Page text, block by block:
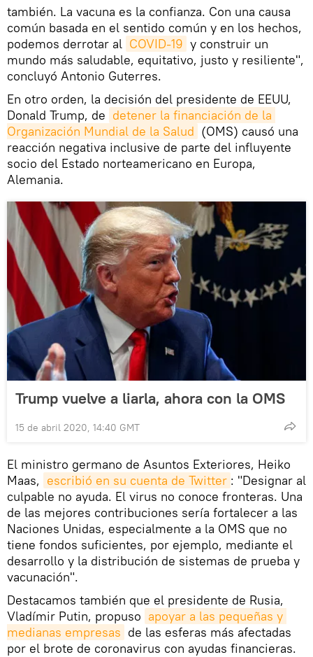
también. La vacuna es la confianza. Con una causa
común basada en el sentido común y en los hechos,
podemos derrotar al COVID-19 y construir un
mundo más saludable, equitativo, justo y resiliente",
concluyó Antonio Guterres.
En otro orden, la decisión del presidente de EEUU,
Donald Trump, de detener la financiación de la
Organización Mundial de la Salud (OMS) causó una
reacción negativa inclusive de parte del influyente
socio del Estado norteamericano en Europa,
Alemania.
Trump vuelve a liarla, ahora con la OMS
15 de abril 2020, 14:40 GMT
El ministro germano de Asuntos Exteriores, Heiko
Maas, escribió en su cuenta de Twitter : "Designar al
culpable no ayuda. El virus no conoce fronteras. Una
de las mejores contribuciones sería fortalecer a las
Naciones Unidas, especialmente a la OMS que no
tiene fondos suficientes, por ejemplo, mediante el
desarrollo y la distribución de sistemas de prueba y
vacunación".
Destacamos también que el presidente de Rusia,
Vladímir Putin, propuso apoyar a las pequeñas y
medianas empresas de las esferas más afectadas
por el brote de coronavirus con ayudas financieras.